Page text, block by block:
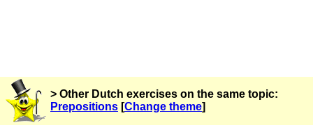
> Other Dutch exercises on the same topic:
Prepositions [Change theme]